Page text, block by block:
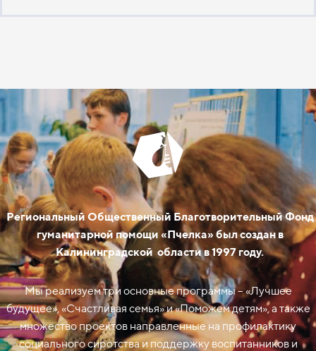
Региональный Общественный Благотворительный Фонд
гуманитарной помощи «Пчелка» был создан в
Калининградской области в 1997 году.
Мы реализуем три основные программы – «Лучшее
будущее», «Счастливая семья» и «Поможем детям», а также
множество проектов направленные на профилактику
социального сиротства и поддержку воспитанников и